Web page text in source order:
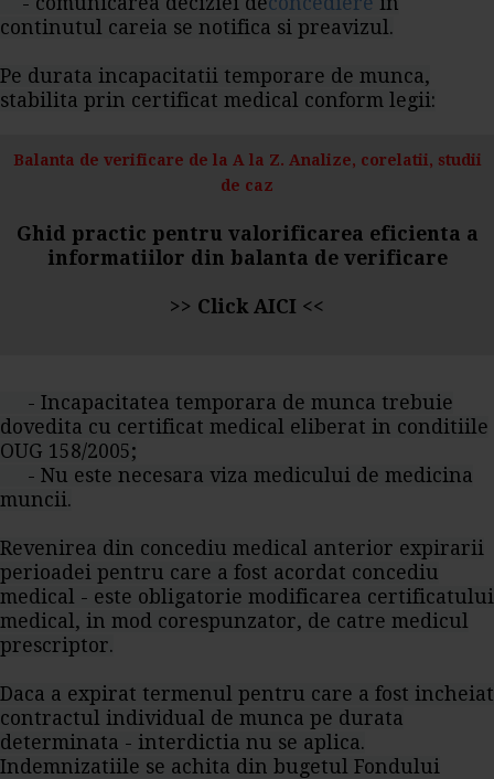
continutul careia se notifica si preavizul.
Pe durata incapacitatii temporare de munca,
stabilita prin certificat medical conform legii:
Balanta de verificare de la A la Z. Analize, corelatii, studii
de caz
Ghid practic pentru valorificarea eficienta a
informatiilor din balanta de verificare
>> Click AICI <<
- Incapacitatea temporara de munca trebuie
dovedita cu certificat medical eliberat in conditiile
OUG 158/2005;
- Nu este necesara viza medicului de medicina
muncii.
Revenirea din concediu medical anterior expirarii
perioadei pentru care a fost acordat concediu
medical - este obligatorie modificarea certificatului
medical, in mod corespunzator, de catre medicul
prescriptor.
Daca a expirat termenul pentru care a fost incheiat
contractul individual de munca pe durata
determinata - interdictia nu se aplica.
Indemnizatiile se achita din bugetul Fondului